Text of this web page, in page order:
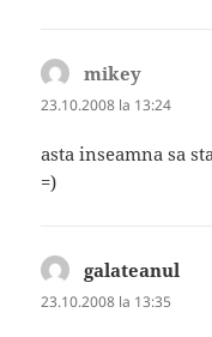
mikey
23.10.2008 la 13:24
asta inseamna sa
=)
galateanul
23.10.2008 la 13:35